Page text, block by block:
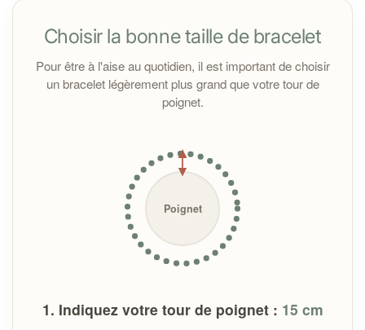
Toutes les pierres sont purifiées à la fumée de sauge
nettoyer sous un jet d'eau courante pour les nettoyer
si vous en ressentez le besoin.
Choisir la bonne taille de bracelet
Pour être à l'aise au quotidien, il est important de choisir
un bracelet légèrement plus grand que votre tour de
poignet.
Poignet
1. Indiquez votre tour de poignet : 15 cm